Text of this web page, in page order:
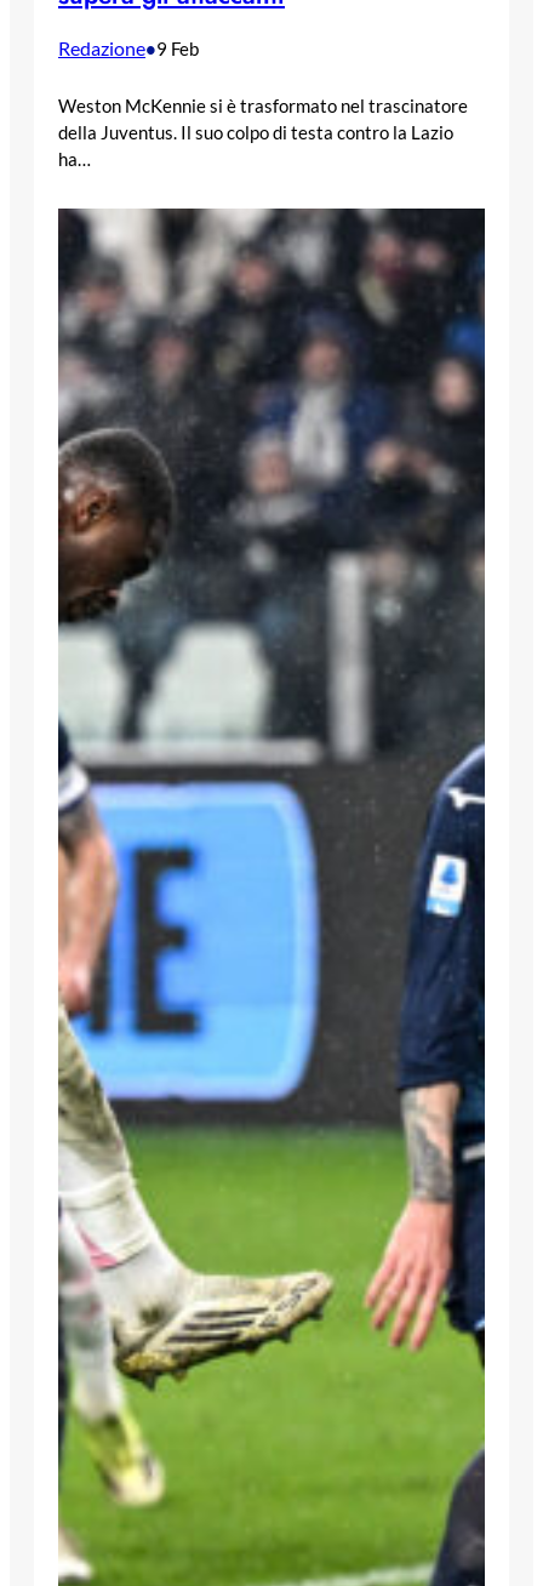
Redazione•9 Feb
Weston McKennie si è trasformato nel trascinatore
della Juventus. Il suo colpo di testa contro la Lazio
ha…